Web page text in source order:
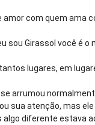
amor com quem ama
sou Girassol você é
lugares, em
arrumou
sua atenção, mas
algo diferente estava